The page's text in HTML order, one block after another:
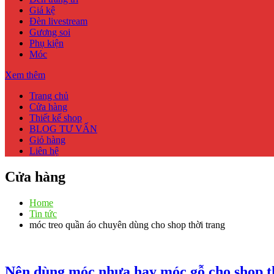
Giá kệ
Đèn livestream
Gương soi
Phụ kiện
Móc
Xem thêm
Trang chủ
Cửa hàng
Thiết kế shop
BLOG TƯ VẤN
Giỏ hàng
Liên hệ
Cửa hàng
Home
Tin tức
móc treo quần áo chuyên dùng cho shop thời trang